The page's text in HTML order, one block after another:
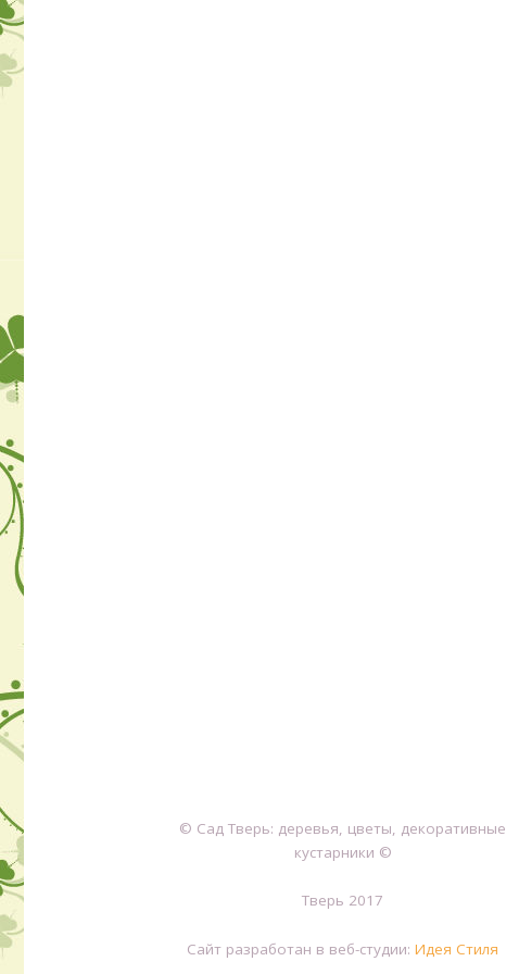
© Сад Тверь: деревья, цветы, декоративные
кустарники ©
Тверь 2017
Сайт разработан в веб-студии:Идея Стиля